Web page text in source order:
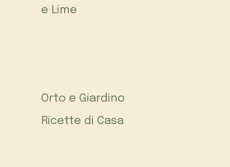
e Lime
Orto e Giardino
Ricette di Casa